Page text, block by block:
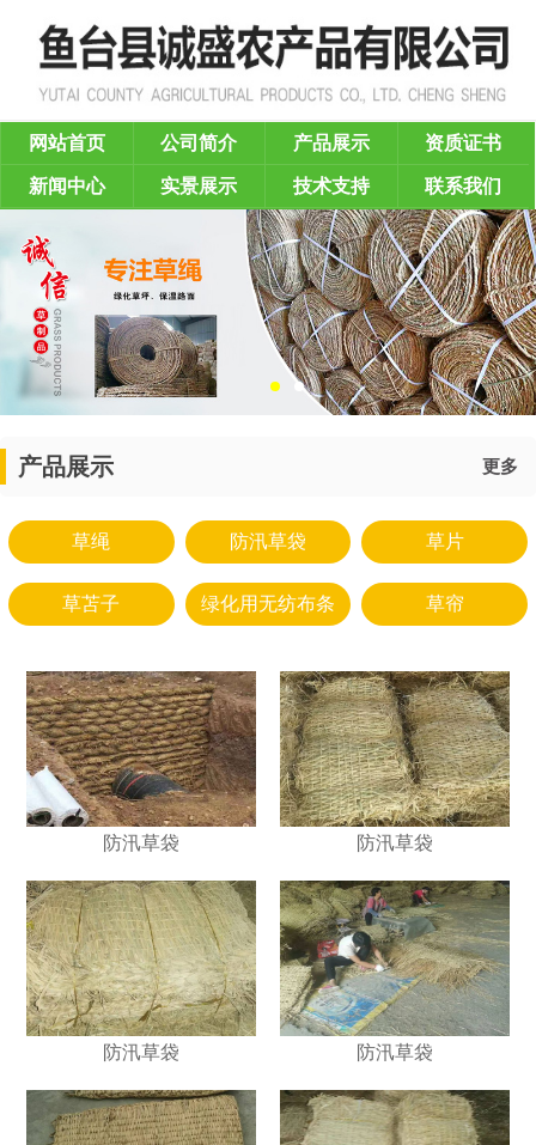
网站首页 公司简介 产品展示 资质证书
新闻中心 实景展示 技术支持 联系我们
产品展示 更多
草绳 防汛草袋 草片
草苫子 绿化用无纺布条 草帘
防汛草袋 防汛草袋
防汛草袋 防汛草袋